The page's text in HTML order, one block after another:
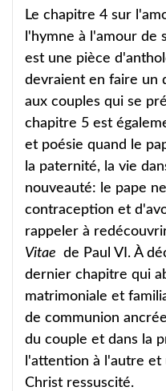
Le chapitre 4 sur
l'hymne à l'amour de
est une pièce
devraient en faire un
aux couples qui se
chapitre 5 est
et poésie quand le
la paternité, la vie
nouveauté: le pape
contraception et
rappeler à
Vitae de Paul VI. À
dernier chapitre qui
matrimoniale et
de communion
du couple et dans la
l'attention à l'autre
Christ ressuscité.